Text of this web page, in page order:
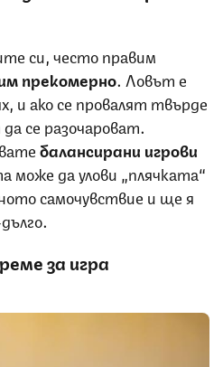
си, често правим
прекомерно. Ловът е
и ако се провалят твърде
се разочароват.
балансирани игрови
може да улови „плячката“
самочувствие и ще я
за игра